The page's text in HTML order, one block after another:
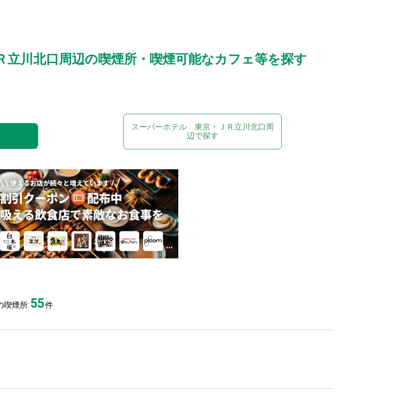
川北口周辺の喫煙所・喫煙可能なカフェ等を探す
スーパーホテル 東京・ＪＲ立川北口周
辺で探す
喫煙所: 55件